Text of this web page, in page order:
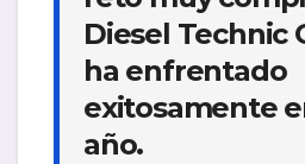
Diesel Technic
ha enfrentado
exitosamente
año.